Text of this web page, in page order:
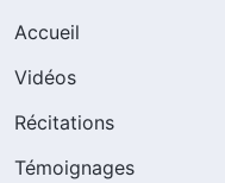
Accueil
Vidéos
Récitations
Témoignages